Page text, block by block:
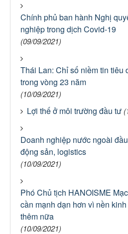
Chính phủ ban hành Nghị
nghiệp trong dịch Covid-19
(09/09/2021)
Thái Lan: Chỉ số niềm tin tiêu
trong vòng 23 năm
(10/09/2021)
Lợi thế ở môi trường đầu tư
Doanh nghiệp nước ngoài
động sản, logistics
(10/09/2021)
Phó Chủ tịch HANOISME
cần mạnh dạn hơn vì nền
thêm nữa
(10/09/2021)